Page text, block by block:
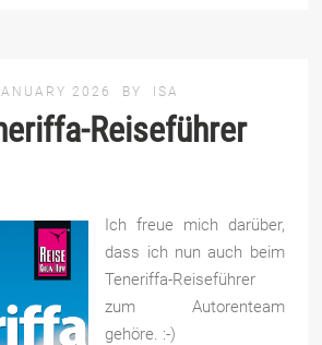
2026 BY ISA
Reiseführer
Ich freue mich darüber,
dass ich nun auch beim
Teneriffa-Reiseführer
zum Autorenteam
gehöre. :-)